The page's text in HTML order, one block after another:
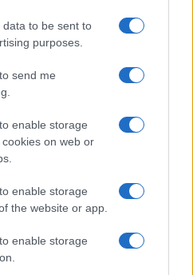
to be sent to
purposes.
send me
enable storage
on web or
enable storage
the website or app.
enable storage
S
a
re
precedente
articolo
a Olbia, a fuoco due furgoni